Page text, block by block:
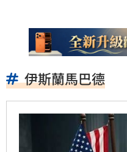
伊斯蘭馬巴德